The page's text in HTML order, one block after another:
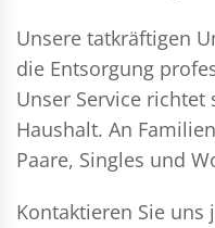
Unsere tatkräftigen
die Entsorgung
Unser Service richtet
Haushalt. An
Paare, Singles und
Kontaktieren Sie uns